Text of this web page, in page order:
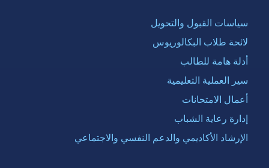
سياسات القبول والتحويل
لائحة طلاب البكالوريوس
أدلة هامة للطالب
سير العملية التعليمية
أعمال الامتحانات
إدارة رعاية الشباب
الإرشاد الأكاديمي والدعم النفسي والاجتماعي